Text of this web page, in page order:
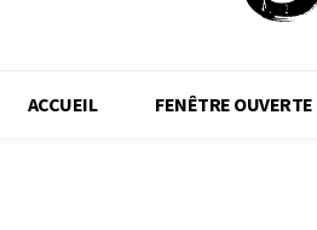
ACCUEIL FENÊTRE OUVERTE